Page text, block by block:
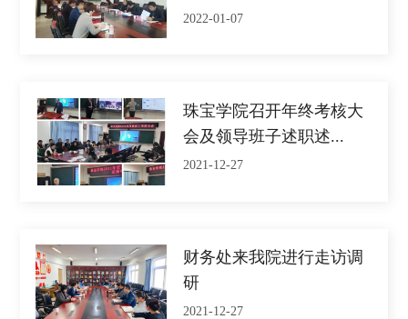
2022-01-07
珠宝学院召开年终考核大
会及领导班子述职述...
2021-12-27
财务处来我院进行走访调
研
2021-12-27